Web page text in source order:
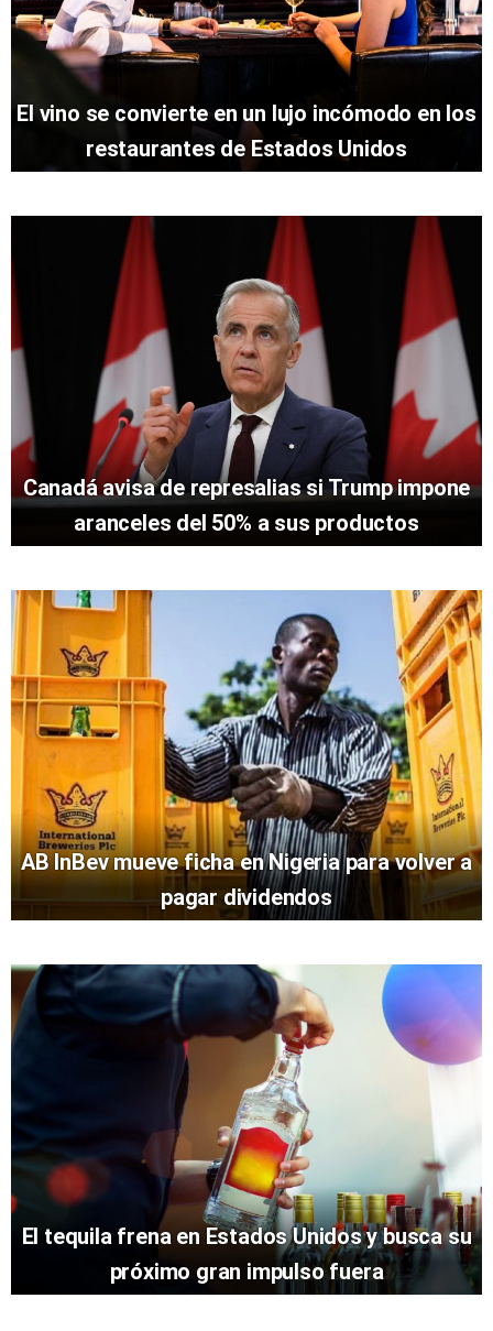
El vino se convierte en un lujo incómodo en los
restaurantes de Estados Unidos
Canadá avisa de represalias si Trump impone
aranceles del 50% a sus productos
AB InBev mueve ficha en Nigeria para volver a
pagar dividendos
El tequila frena en Estados Unidos y busca su
próximo gran impulso fuera